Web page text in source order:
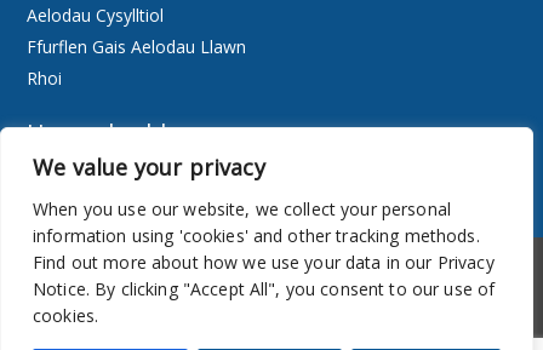
We value your privacy
When you use our website, we collect your personal
information using 'cookies' and other tracking methods.
Find out more about how we use your data in our Privacy
Notice. By clicking "Accept All", you consent to our use of
cookies.
Aelodau Cysylltiol
Ffurflen Gais Aelodau Llawn
Rhoi
Hygyrchedd
Ewch Ar-lein
Adnoddau
Hygyrchedd Cylchlythyr